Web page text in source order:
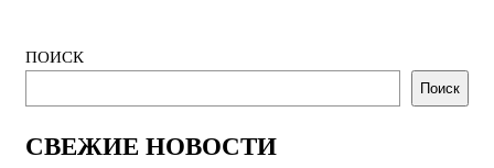
ПОИСК
Поиск
СВЕЖИЕ НОВОСТИ